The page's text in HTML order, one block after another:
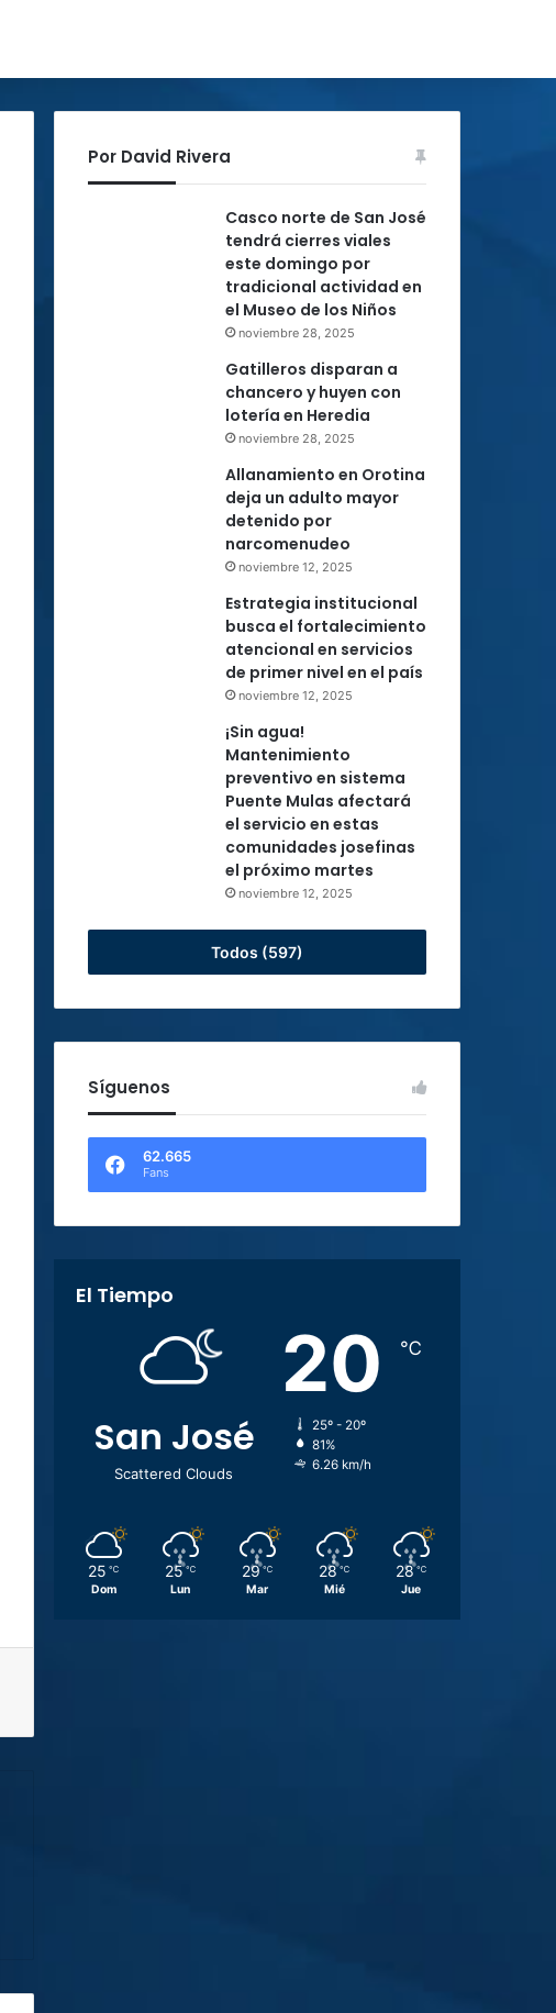
Por David Rivera
Casco norte de San José
tendrá cierres viales
este domingo por
tradicional actividad en
el Museo de los Niños
noviembre 28, 2025
Gatilleros disparan a
chancero y huyen con
lotería en Heredia
noviembre 28, 2025
Allanamiento en Orotina
deja un adulto mayor
detenido por
narcomenudeo
noviembre 12, 2025
Estrategia institucional
busca el fortalecimiento
atencional en servicios
de primer nivel en el país
noviembre 12, 2025
¡Sin agua!
Mantenimiento
preventivo en sistema
Puente Mulas afectará
el servicio en estas
comunidades josefinas
el próximo martes
noviembre 12, 2025
Todos (597)
Síguenos
62.665
Fans
El Tiempo
San José
Scattered Clouds
20 ℃
25º - 20º
81%
6.26 km/h
25 ℃
Dom
25 ℃
Lun
29 ℃
Mar
28 ℃
Mié
28 ℃
Jue